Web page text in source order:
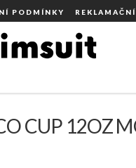
PODMÍNKY
ZNAČKY JOCO CUPS
CUP 12OZ